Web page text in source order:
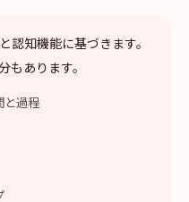
認知機能に基づきます。
もあります。
と過程